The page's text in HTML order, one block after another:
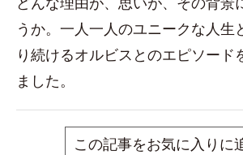
うか。一人一人のユニークな人生
り続けるオルビスとのエピソード
ました。
この記事をお気に入りに